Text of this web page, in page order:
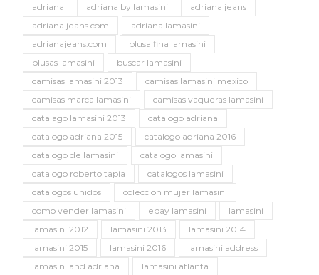
adriana adriana by lamasini
adriana jeans
adriana jeans com
adriana lamasini
adrianajeans.com
blusa fina lamasini
blusas lamasini
buscar lamasini
camisas lamasini 2013
camisas lamasini mexico
camisas marca lamasini
camisas vaqueras lamasini
catalago lamasini 2013
catalogo adriana
catalogo adriana 2015
catalogo adriana 2016
catalogo de lamasini
catalogo lamasini
catalogo roberto tapia
catalogos lamasini
catalogos unidos
coleccion mujer lamasini
como vender lamasini
ebay lamasini
lamasini
lamasini 2012
lamasini 2013
lamasini 2014
lamasini 2015
lamasini 2016
lamasini address
lamasini and adriana
lamasini atlanta